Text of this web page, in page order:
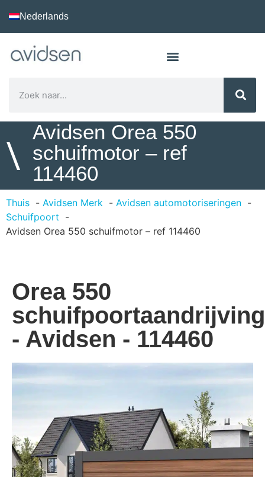
Nederlands
\
Avidsen Orea 550
schuifmotor – ref
114460
Thuis Avidsen Merk
Avidsen automotoriseringen
Schuifpoort
Avidsen Orea 550 schuifmotor – ref 114460
Orea 550
schuifpoortaandrijving
- Avidsen - 114460